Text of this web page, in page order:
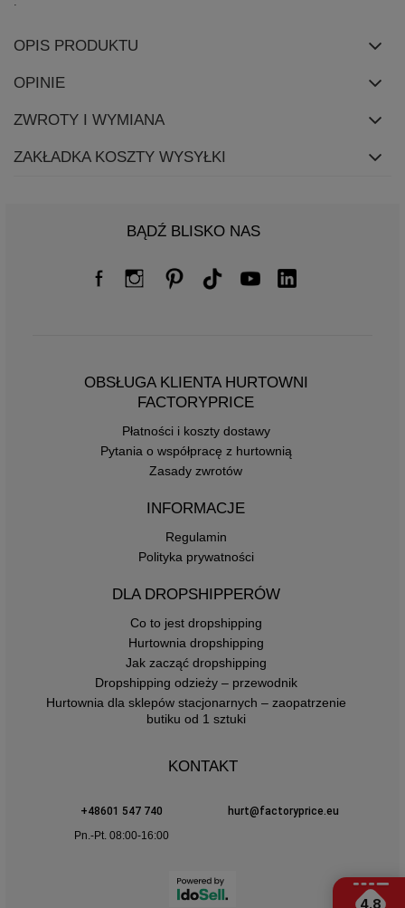
OPIS PRODUKTU
OPINIE
ZWROTY I WYMIANA
ZAKŁADKA KOSZTY WYSYŁKI
BĄDŹ BLISKO NAS
OBSŁUGA KLIENTA HURTOWNI
FACTORYPRICE
Płatności i koszty dostawy
Pytania o współpracę z hurtownią
Zasady zwrotów
INFORMACJE
Regulamin
Polityka prywatności
DLA DROPSHIPPERÓW
Co to jest dropshipping
Hurtownia dropshipping
Jak zacząć dropshipping
Dropshipping odzieży – przewodnik
Hurtownia dla sklepów stacjonarnych – zaopatrzenie
butiku od 1 sztuki
KONTAKT
+48601 547 740
hurt@factoryprice.eu
Pn.-Pt. 08:00-16:00
4.8